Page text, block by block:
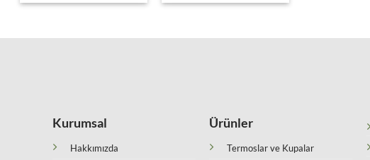
Kurumsal
Hakkımızda
Ürünler
Termoslar ve Kupalar